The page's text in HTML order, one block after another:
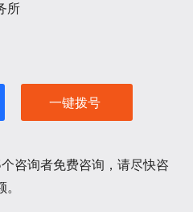
所
一键拨号
个咨询者免费咨询，请尽快咨